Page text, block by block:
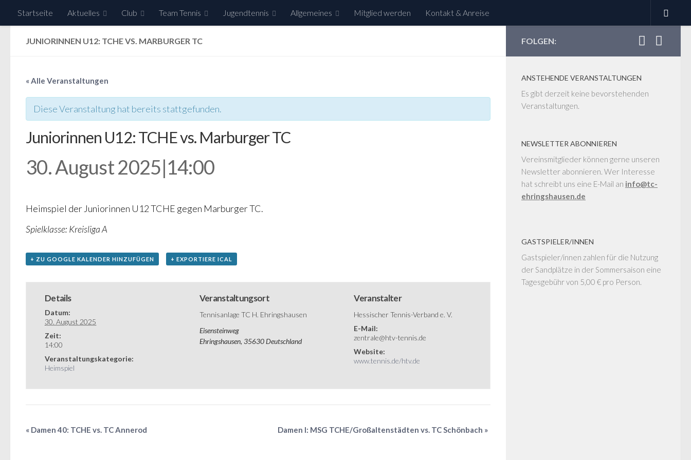
Zum Inhalt springen
Startseite Aktuelles Club Team Tennis Jugendtennis Allgemeines Mitglied werden Kontakt & Anreise
JUNIORINNEN U12: TCHE VS. MARBURGER TC
« Alle Veranstaltungen
Diese Veranstaltung hat bereits stattgefunden.
Juniorinnen U12: TCHE vs. Marburger TC
30. August 2025|14:00
Heimspiel der Juniorinnen U12 TCHE gegen Marburger TC.
Spielklasse: Kreisliga A
+ ZU GOOGLE KALENDER HINZUFÜGEN + EXPORTIERE ICAL
Details
Datum:
30. August 2025
Zeit:
14:00
Veranstaltungskategorie:
Heimspiel
Veranstaltungsort
Tennisanlage TC H. Ehringshausen
Eisensteinweg
Ehringshausen, 35630Deutschland
Veranstalter
Hessischer Tennis-Verband e. V.
E-Mail:
zentrale@htv-tennis.de
Website:
www.tennis.de/htv.de
« Damen 40: TCHE vs. TC Annerod Damen I: MSG TCHE/Großaltenstädten vs. TC Schönbach »
FOLGEN:
ANSTEHENDE VERANSTALTUNGEN
Es gibt derzeit keine bevorstehenden
Veranstaltungen.
NEWSLETTER ABONNIEREN
Vereinsmitglieder können gerne unseren
Newsletter abonnieren. Wer Interesse
hat schreibt uns eine E-Mail an info@tc-
ehringshausen.de
GASTSPIELER/INNEN
Gastspieler/innen zahlen für die Nutzung
der Sandplätze in der Sommersaison eine
Tagesgebühr von 5,00 € pro Person.